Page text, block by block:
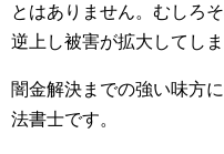
とはありません。むしろ
逆上し被害が拡大してしま
闇金解決までの強い味方
法書士です。